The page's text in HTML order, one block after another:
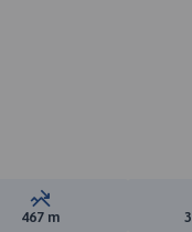
Suma spadków:
467 m